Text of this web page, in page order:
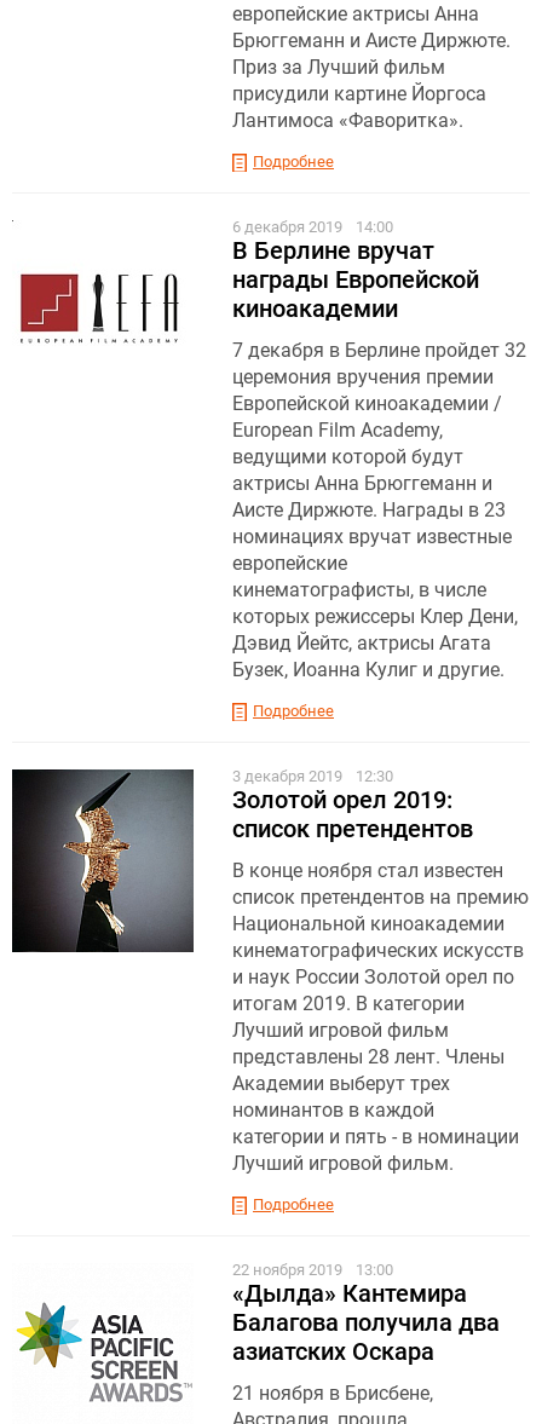
европейские актрисы Анна
Брюггеманн и Аисте Диржюте.
Приз за Лучший фильм
присудили картине Йоргоса
Лантимоса «Фаворитка».
Подробнее
6 декабря 2019 14:00
В Берлине вручат
награды Европейской
киноакадемии
7 декабря в Берлине пройдет 32
церемония вручения премии
Европейской киноакадемии /
European Film Academy,
ведущими которой будут
актрисы Анна Брюггеманн и
Аисте Диржюте. Награды в 23
номинациях вручат известные
европейские
кинематографисты, в числе
которых режиссеры Клер Дени,
Дэвид Йейтс, актрисы Агата
Бузек, Иоанна Кулиг и другие.
Подробнее
3 декабря 2019 12:30
Золотой орел 2019:
список претендентов
В конце ноября стал известен
список претендентов на премию
Национальной киноакадемии
кинематографических искусств
и наук России Золотой орел по
итогам 2019. В категории
Лучший игровой фильм
представлены 28 лент. Члены
Академии выберут трех
номинантов в каждой
категории и пять - в номинации
Лучший игровой фильм.
Подробнее
22 ноября 2019 13:00
«Дылда» Кантемира
Балагова получила два
азиатских Оскара
21 ноября в Брисбене,